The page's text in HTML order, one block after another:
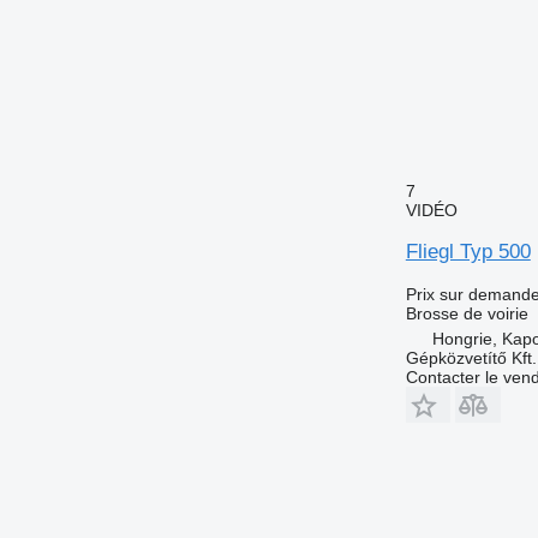
7
VIDÉO
Fliegl Typ 500
Prix sur
Brosse de voirie
Hongrie,
Gépközvetítő Kft.
Contacter le